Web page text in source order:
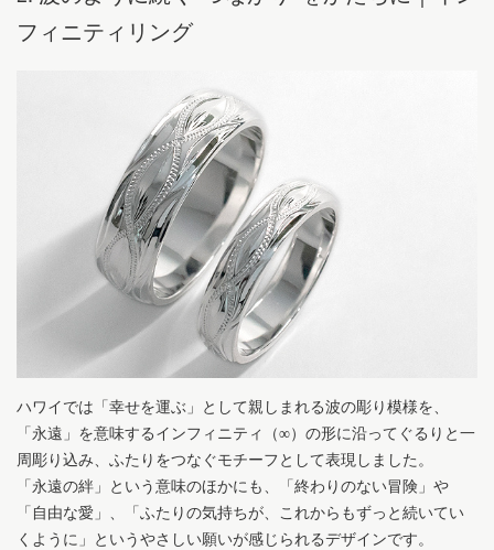
フィニティリング
ハワイでは「幸せを運ぶ」として親しまれる波の彫り模様を、
「永遠」を意味するインフィニティ（∞）の形に沿ってぐるりと一
周彫り込み、ふたりをつなぐモチーフとして表現しました。
「永遠の絆」という意味のほかにも、「終わりのない冒険」や
「自由な愛」、「ふたりの気持ちが、これからもずっと続いてい
くように」というやさしい願いが感じられるデザインです。